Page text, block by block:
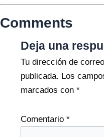
Comments
Deja una
Tu dirección de
publicada. Los
marcados con *
Comentario *